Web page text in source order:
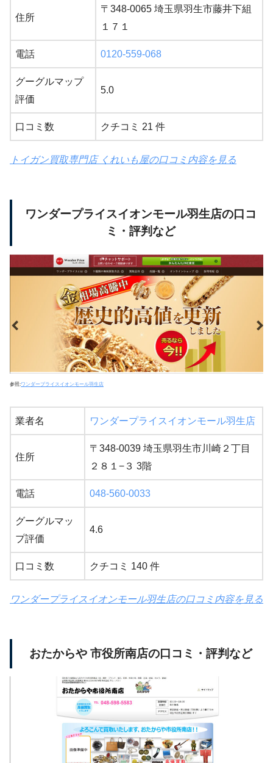
住所
〒348-0065 埼玉県羽生市藤井下組
１７１
電話 0120-559-068
グーグルマップ
評価
5.0
口コミ数 クチコミ 21 件
トイガン買取専門店 くれいも屋の口コミ内容を見る
ワンダープライスイオンモール羽生店の口コ
ミ・評判など
参照:ワンダープライスイオンモール羽生店
業者名 ワンダープライスイオンモール羽生店
住所
〒348-0039 埼玉県羽生市川崎２丁目
２８１−３ 3階
電話 048-560-0033
グーグルマッ
プ評価
4.6
口コミ数 クチコミ 140 件
ワンダープライスイオンモール羽生店の口コミ内容を見る
おたからや 市役所南店の口コミ・評判など